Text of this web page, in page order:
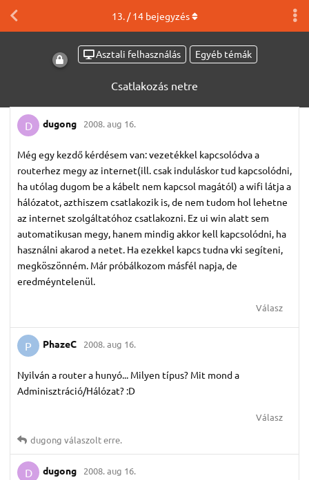
Asztali felhasználás Egyéb témák
Csatlakozás netre
13. /14bejegyzés
D dugong 2008. aug 16.
Még egy kezdő kérdésem van: vezetékkel kapcsolódva a
routerhez megy az internet(ill. csak induláskor tud kapcsolódni,
ha utólag dugom be a kábelt nem kapcsol magától) a wifi látja a
hálózatot, azthiszem csatlakozik is, de nem tudom hol lehetne
az internet szolgáltatóhoz csatlakozni. Ez ui win alatt sem
automatikusan megy, hanem mindig akkor kell kapcsolódni, ha
használni akarod a netet. Ha ezekkel kapcs tudna vki segíteni,
megköszönném. Már próbálkozom másfél napja, de
eredméyntelenül.
Válasz
P PhazeC 2008. aug 16.
Nyilván a router a hunyó... Milyen típus? Mit mond a
Adminisztráció/Hálózat? :D
Válasz
dugong válaszolt erre.
D dugong 2008. aug 16.